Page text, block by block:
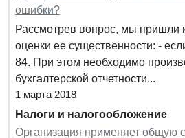
ошибки?
Рассмотрев вопрос, мы пришли
оценки ее существенности: -
84. При этом необходимо
бухгалтерской отчетности...
1 марта 2018
Налоги и налогообложение
Организация применяет общую